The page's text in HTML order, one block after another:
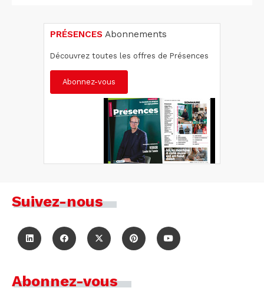
PRÉSENCES Abonnements
Découvrez toutes les offres de Présences
Abonnez-vous
Suivez-nous
Abonnez-vous